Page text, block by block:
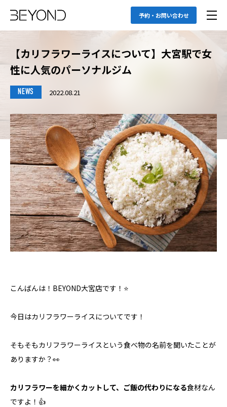
予約・お問い合わせ
【カリフラワーライスについて】大宮駅で女
性に人気のパーソナルジム
NEWS 2022.08.21
こんばんは！BEYOND大宮店です！⭐️
今日はカリフラワーライスについてです！
そもそもカリフラワーライスという食べ物の名前を聞いたことが
ありますか？👀
カリフラワーを細かくカットして、ご飯の代わりになる食材なん
ですよ！👍